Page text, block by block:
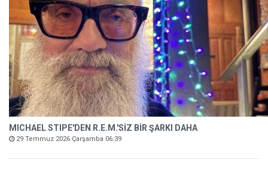
MICHAEL STIPE'DEN R.E.M.'SİZ BİR ŞARKI DAHA
29 Temmuz 2026 Çarşamba 06:39